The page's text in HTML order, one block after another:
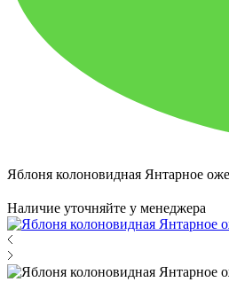
Яблоня колоновидная Янтарное
Наличие уточняйте у менеджера